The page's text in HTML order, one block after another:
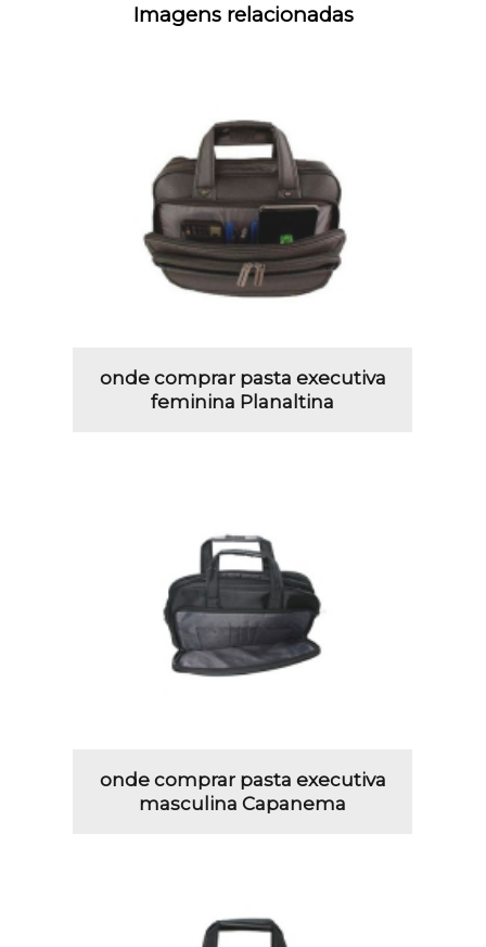
Imagens relacionadas
onde comprar pasta executiva
feminina Planaltina
onde comprar pasta executiva
masculina Capanema